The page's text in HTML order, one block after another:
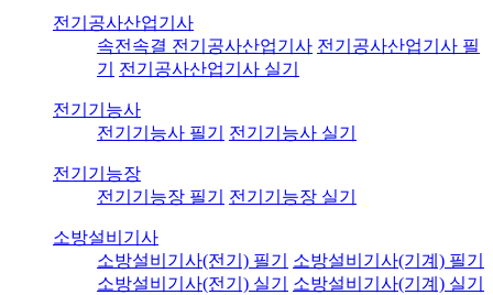
전기공사산업기사
속전속결 전기공사산업기사 전기공사산업기사 필
기
전기공사산업기사 실기
전기기능사
전기기능사 필기
전기기능사 실기
전기기능장
전기기능장 필기
전기기능장 실기
소방설비기사
소방설비기사(전기) 필기
소방설비기사(기계) 필기
소방설비기사(전기) 실기
소방설비기사(기계) 실기